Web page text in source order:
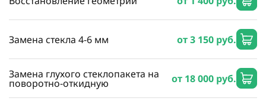
Замена стекла 4-6 мм от 3 150 руб.
Замена глухого стеклопакета на
поворотно-откидную от 18 000 руб.